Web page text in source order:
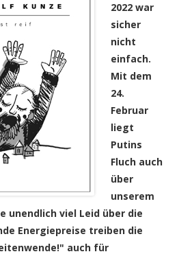
2022 war
sicher
nicht
einfach.
Mit dem
24.
Februar
liegt
Putins
Fluch auch
über
unserem
unendlich viel Leid über die
Energiepreise treiben die
auch für